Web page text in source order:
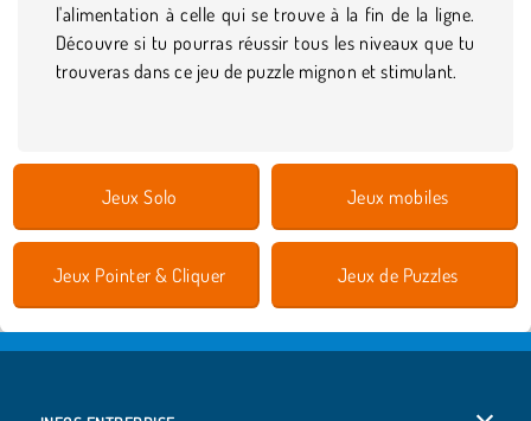
l'alimentation à celle qui se trouve à la fin de la ligne.
Découvre si tu pourras réussir tous les niveaux que tu
trouveras dans ce jeu de puzzle mignon et stimulant.
Jeux Solo Jeux mobiles
Jeux Pointer & Cliquer Jeux de Puzzles